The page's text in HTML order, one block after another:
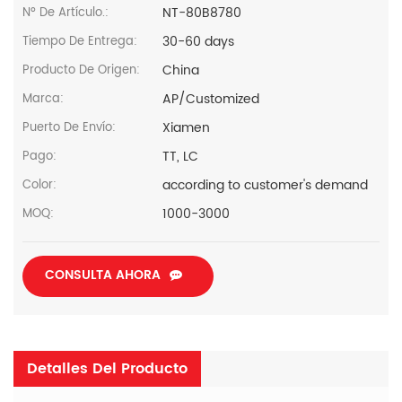
Nº De Artículo.: NT-80B8780
Tiempo De Entrega: 30-60 days
Producto De Origen: China
Marca: AP/Customized
Puerto De Envío: Xiamen
Pago: TT, LC
Color: according to customer's demand
MOQ: 1000-3000
CONSULTA AHORA
Detalles Del Producto